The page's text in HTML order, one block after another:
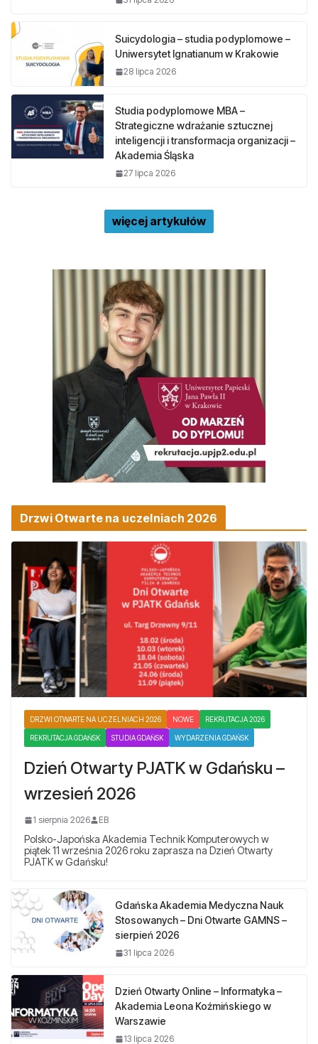
Suicydologia – studia podyplomowe –
Uniwersytet Ignatianum w Krakowie
28 lipca 2026
Studia podyplomowe MBA –
Strategiczne wdrażanie sztucznej
inteligencji i transformacja organizacji –
Akademia Śląska
27 lipca 2026
więcej artykułów
Drzwi Otwarte na uczelniach 2026
DRZWI OTWARTE NA UCZELNIACH 2026 NOWE REKRUTACJA 2026
REKRUTACJA GDAŃSK STUDIA GDAŃSK WYDARZENIA GDAŃSK
Dzień Otwarty PJATK w Gdańsku –
wrzesień 2026
1 sierpnia 2026 EB
Polsko-Japońska Akademia Technik Komputerowych w
piątek 11 września 2026 roku zaprasza na Dzień Otwarty
PJATK w Gdańsku!
Gdańska Akademia Medyczna Nauk
Stosowanych – Dni Otwarte GAMNS –
sierpień 2026
31 lipca 2026
Dzień Otwarty Online – Informatyka –
Akademia Leona Koźmińskiego w
Warszawie
13 lipca 2026